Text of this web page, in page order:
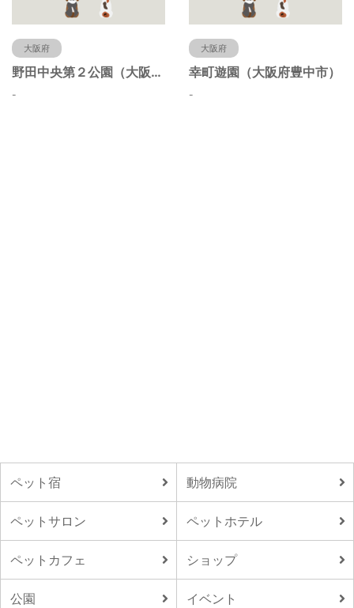
大阪府
野田中央第２公園（大阪府豊中市）
-
大阪府
幸町遊園（大阪府豊中市）
-
ペット宿 動物病院
ペットサロン ペットホテル
ペットカフェ ショップ
公園 イベント